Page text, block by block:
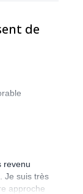
de
revenu
Je suis très
approche